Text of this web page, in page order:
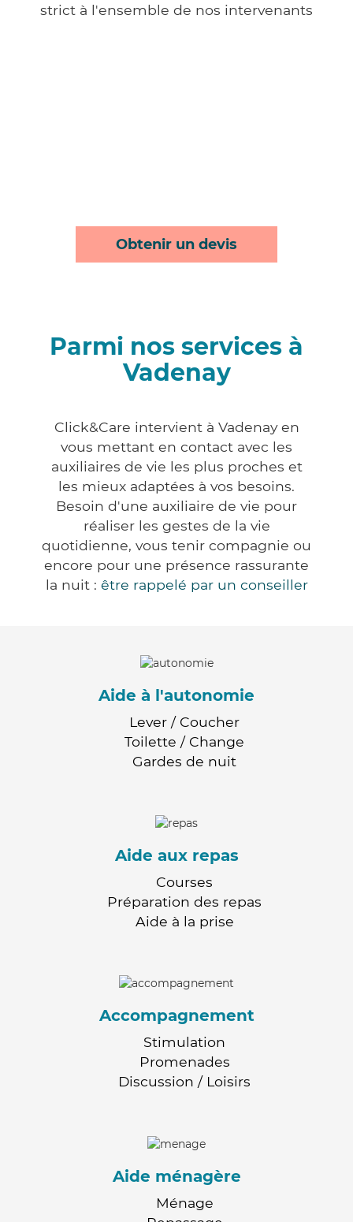
strict à l'ensemble de nos intervenants
Obtenir un devis
Parmi nos services à
Vadenay
Click&Care intervient à Vadenay en
vous mettant en contact avec les
auxiliaires de vie les plus proches et
les mieux adaptées à vos besoins.
Besoin d'une auxiliaire de vie pour
réaliser les gestes de la vie
quotidienne, vous tenir compagnie ou
encore pour une présence rassurante
la nuit : être rappelé par un conseiller
Aide à l'autonomie
Lever / Coucher
Toilette / Change
Gardes de nuit
Aide aux repas
Courses
Préparation des repas
Aide à la prise
Accompagnement
Stimulation
Promenades
Discussion / Loisirs
Aide ménagère
Ménage